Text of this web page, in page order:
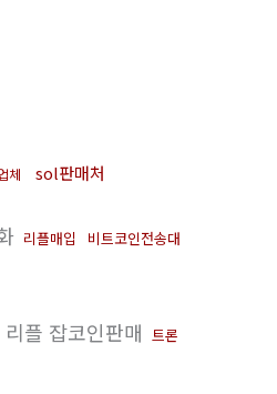
체 sol판매처
리플매입
비트코인전송대
리플 잡코인판매 트론